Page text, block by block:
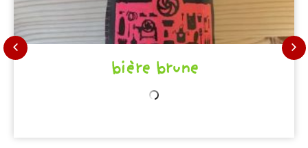
bière brune